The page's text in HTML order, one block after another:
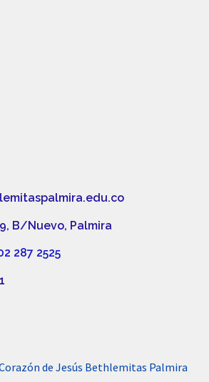
B/Nuevo, Palmira
287 2525
de Jesús Bethlemitas Palmira